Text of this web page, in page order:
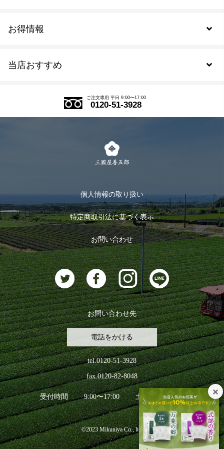
当店おすすめ
式部の香りシリーズ
お茶のギフト
おすすめのお茶
お茶に合うスイーツ
お得情報
会員規約について
ログイン
ログアウト
ご注文専用 平日 9:00〜17:00
0120-51-3928
個人情報の取り扱い
特定商取引法に基づく表示
お問い合わせ
お問い合わせ先
電話をかける
tel.0120-51-3928
fax.0120-82-8048
受付時間 9:00〜17:00 土日祝日を除く
©2023 Mikuniya Co., ltd.